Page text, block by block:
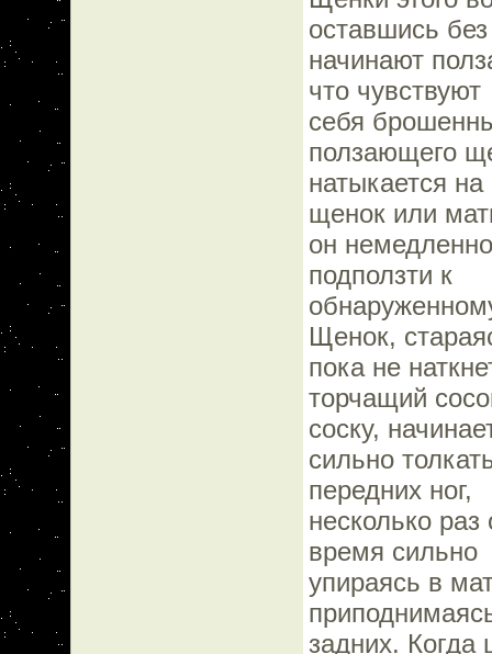
оставшись
начинают
что чувствуют
себя
ползающего
натыкается
щенок или
он
подползти к
Щенок,
пока не
торчащий
соску,
сильно
передних ног,
несколько
время сильно
упираясь в
задних. Когда